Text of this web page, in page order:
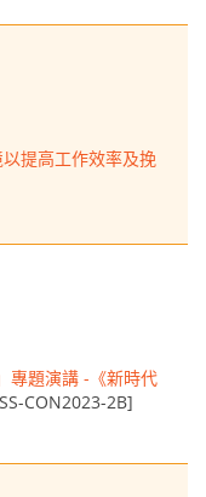
提高工作效率及挽
專題演講 -《新時代
CON2023-2B]